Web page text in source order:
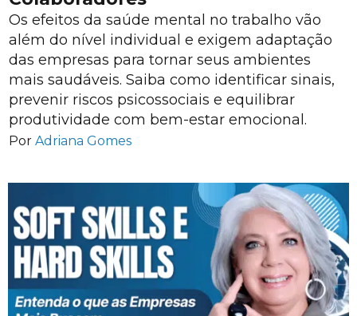
Os efeitos da saúde mental no trabalho vão
além do nível individual e exigem adaptação
das empresas para tornar seus ambientes
mais saudáveis. Saiba como identificar sinais,
prevenir riscos psicossociais e equilibrar
produtividade com bem-estar emocional.
Por Adriana Gomes